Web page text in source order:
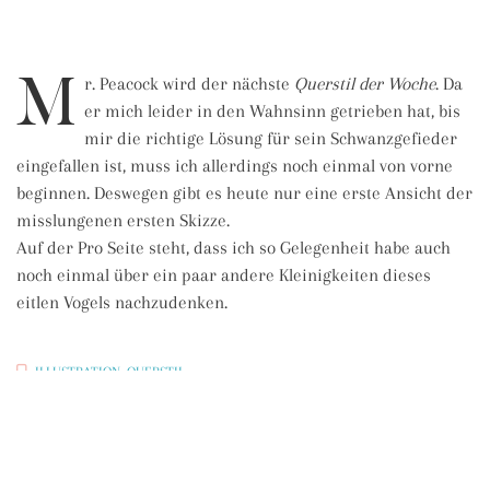
M r. Peacock wird der nächste Querstil der Woche. Da
er mich leider in den Wahnsinn getrieben hat, bis
mir die richtige Lösung für sein Schwanzgefieder
eingefallen ist, muss ich allerdings noch einmal von vorne
beginnen. Deswegen gibt es heute nur eine erste Ansicht der
misslungenen ersten Skizze.
Auf der Pro Seite steht, dass ich so Gelegenheit habe auch
noch einmal über ein paar andere Kleinigkeiten dieses
eitlen Vogels nachzudenken.
ILLUSTRATION QUERSTIL